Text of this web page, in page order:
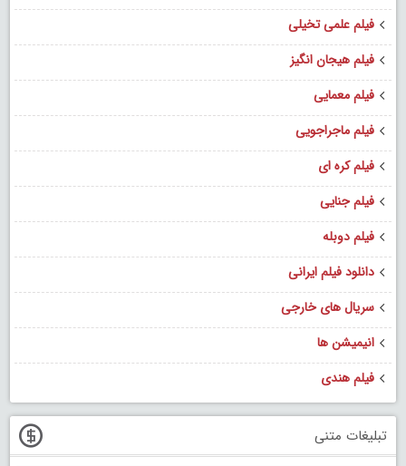
فیلم علمی تخیلی
فیلم هیجان انگیز
فیلم معمایی
فیلم ماجراجویی
فیلم کره ای
فیلم جنایی
فیلم دوبله
دانلود فیلم ایرانی
سریال های خارجی
انیمیشن ها
فیلم هندی
تبلیغات متنی